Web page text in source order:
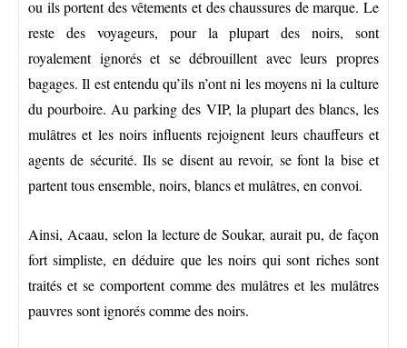
ou ils portent des vêtements et des chaussures de marque. Le
reste des voyageurs, pour la plupart des noirs, sont
royalement ignorés et se débrouillent avec leurs propres
bagages. Il est entendu qu’ils n’ont ni les moyens ni la culture
du pourboire. Au parking des VIP, la plupart des blancs, les
mulâtres et les noirs influents rejoignent leurs chauffeurs et
agents de sécurité. Ils se disent au revoir, se font la bise et
partent tous ensemble, noirs, blancs et mulâtres, en convoi.
Ainsi, Acaau, selon la lecture de Soukar, aurait pu, de façon
fort simpliste, en déduire que les noirs qui sont riches sont
traités et se comportent comme des mulâtres et les mulâtres
pauvres sont ignorés comme des noirs.